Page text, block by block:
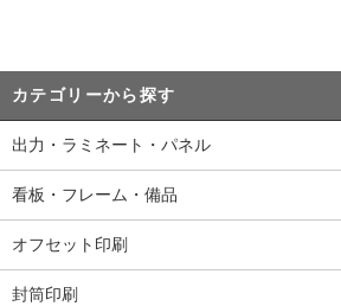
カテゴリーから探す
出力・ラミネート・パネル
看板・フレーム・備品
オフセット印刷
封筒印刷